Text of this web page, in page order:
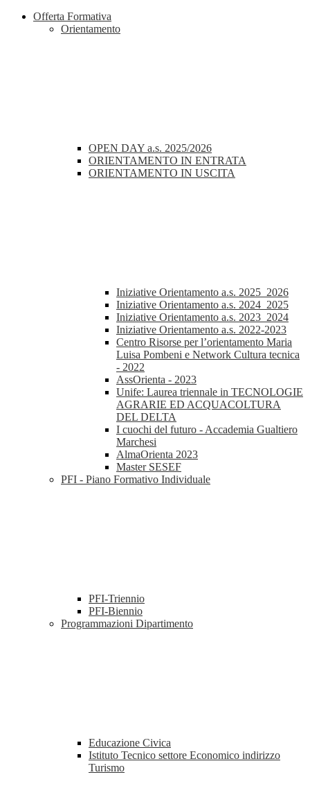
Offerta Formativa
Orientamento
OPEN DAY a.s. 2025/2026
ORIENTAMENTO IN ENTRATA
ORIENTAMENTO IN USCITA
Iniziative Orientamento a.s. 2025_2026
Iniziative Orientamento a.s. 2024_2025
Iniziative Orientamento a.s. 2023_2024
Iniziative Orientamento a.s. 2022-2023
Centro Risorse per l’orientamento Maria
Luisa Pombeni e Network Cultura tecnica
- 2022
AssOrienta - 2023
Unife: Laurea triennale in TECNOLOGIE
AGRARIE ED ACQUACOLTURA
DEL DELTA
I cuochi del futuro - Accademia Gualtiero
Marchesi
AlmaOrienta 2023
Master SESEF
PFI - Piano Formativo Individuale
PFI-Triennio
PFI-Biennio
Programmazioni Dipartimento
Educazione Civica
Istituto Tecnico settore Economico indirizzo
Turismo